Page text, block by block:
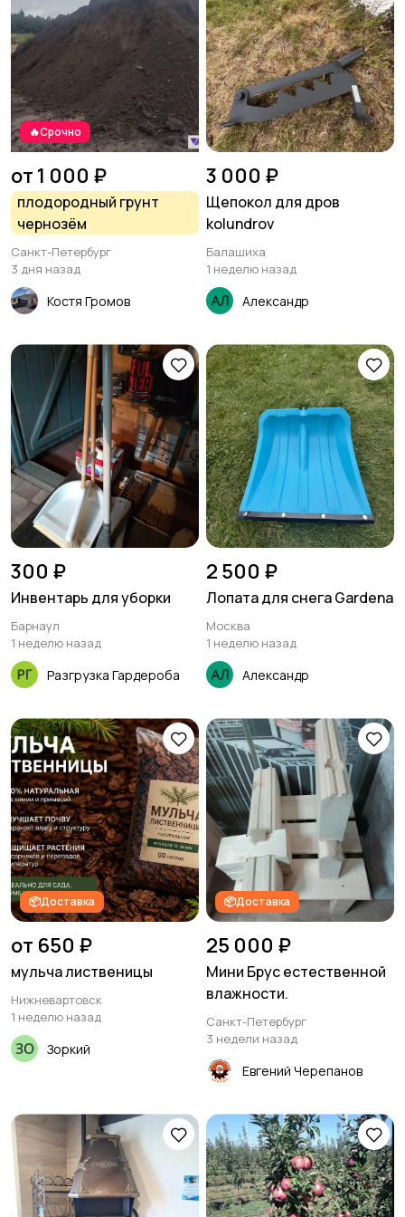
Посуда 37 Сад и огород54
Садовая мебель27 Столы и стулья52
Текстиль и ковры Шкафы и комоды
Другое 268
🔥Срочно
от 1 000 ₽
плодородный грунт
чернозём
Санкт-Петербург
3 дня назад
Костя Громов
3 000 ₽
Щепокол для дров
kolundrov
Балашиха
1 неделю назад
Александр
300 ₽
Инвентарь для уборки
Барнаул
1 неделю назад
Разгрузка Гардероба
2 500 ₽
Лопата для снега Gardena
Москва
1 неделю назад
Александр
📦Доставка
от 650 ₽
мульча лиственицы
Нижневартовск
1 неделю назад
Зоркий
📦Доставка
25 000 ₽
Мини Брус естественной
влажности.
Санкт-Петербург
3 недели назад
Евгений Черепанов